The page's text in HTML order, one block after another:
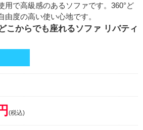
用で高級感のあるソファです。360°ど
由度の高い使い心地です。
こからでも座れるソファ リバティ
(税込)